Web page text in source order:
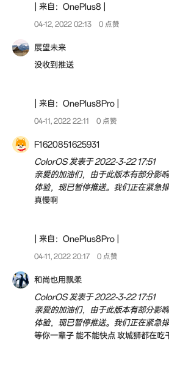
| 来自：OnePlus8 |
04-12, 2022 02:13 0 点赞
展望未来
没收到推送
| 来自：OnePlus8Pro |
04-11, 2022 22:11 0 点赞
F1620851625931
ColorOS 发表于 2022-3-22 17:51
亲爱的加油们，由于此版本有部分影
体验，现已暂停推送。我们正在紧急
真慢啊
| 来自：OnePlus8Pro |
04-11, 2022 20:17 0 点赞
和尚也用飘柔
ColorOS 发表于 2022-3-22 17:51
亲爱的加油们，由于此版本有部分影
体验，现已暂停推送。我们正在紧急
等你一辈子 能不能快点 攻城狮都在吃